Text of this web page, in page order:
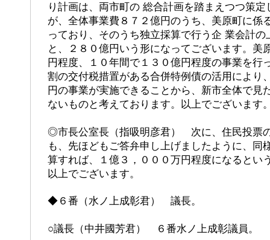
り計画は、両市町の 総合計画を踏まえつつ策
が、全体事業費８７２億円のうち、美原町に係
っており、そのうち独立採算で行う企 業会計
と、２８０億円いう形になってございます。美
円程度、１０年間で１３０億円程度の事業を行
割の交付税措置がある合併特例債の活用により
円の事業が実施できることから、新市全体で見
ないものと考えております。以上でございます
◎市長公室長（指吸明彦君） 次に、住民投票
も、先ほどもご答弁申し上げましたように、同
算すれば、１億３，０００万円程度になるとい
以上でございます。
◆６番（水ノ上成彰君） 議長。
○議長（中井國芳君） ６番水ノ上成彰議員。